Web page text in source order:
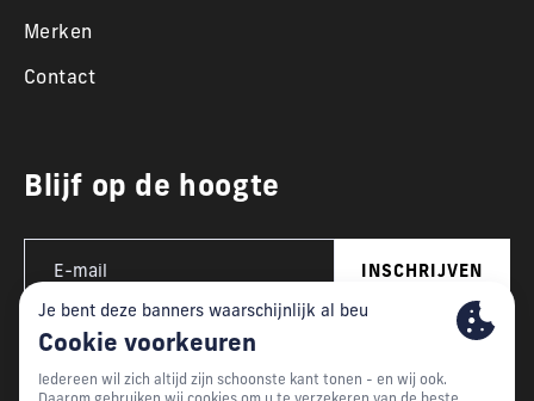
Merken
Contact
Blijf op de hoogte
INSCHRIJVEN